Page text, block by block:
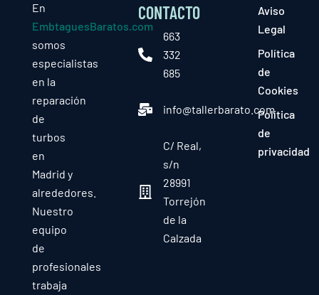
En
EmbtaguesBaratos.com
somos
especialistas
en la
reparación
de
turbos
en
Madrid y
alrededores.
Nuestro
equipo
de
profesionales
trabaja
CONTACTO
663
332
685
info@tallerbarato.com
C/ Real,
s/n
28991
Torrejón
de la
Calzada
Aviso
Legal
Política
de
Cookies
Política
de
privacidad